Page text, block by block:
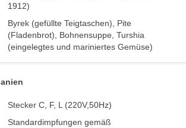
1912)
Byrek (gefüllte Teigtaschen), Pite
(Fladenbrot), Bohnensuppe, Turshia
(eingelegtes und mariniertes Gemüse)
Stecker C, F, L (220V,50Hz)
Standardimpfungen gemäß